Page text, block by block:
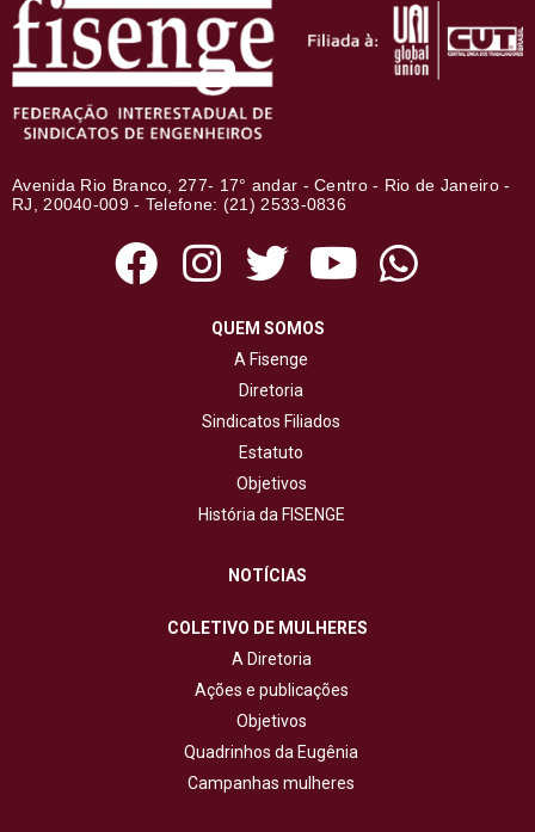
Avenida Rio Branco, 277- 17° andar - Centro - Rio de Janeiro -
RJ, 20040-009 - Telefone: (21) 2533-0836
QUEM SOMOS
A Fisenge
Diretoria
Sindicatos Filiados
Estatuto
Objetivos
História da FISENGE
NOTÍCIAS
COLETIVO DE MULHERES
A Diretoria
Ações e publicações
Objetivos
Quadrinhos da Eugênia
Campanhas mulheres